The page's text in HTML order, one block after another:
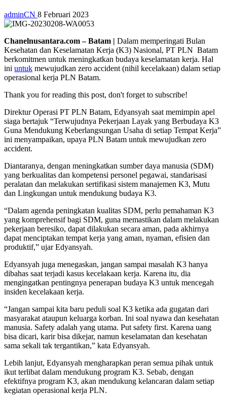
adminCN 8 Februari 2023
Chanelnusantara.com – Batam | Dalam memperingati Bulan
Kesehatan dan Keselamatan Kerja (K3) Nasional, PT PLN Batam
berkomitmen untuk meningkatkan budaya keselamatan kerja. Hal
ini untuk mewujudkan zero accident (nihil kecelakaan) dalam setiap
operasional kerja PLN Batam.
Thank you for reading this post, don't forget to subscribe!
Direktur Operasi PT PLN Batam, Edyansyah saat memimpin apel
siaga bertajuk “Terwujudnya Pekerjaan Layak yang Berbudaya K3
Guna Mendukung Keberlangsungan Usaha di setiap Tempat Kerja”
ini menyampaikan, upaya PLN Batam untuk mewujudkan zero
accident.
Diantaranya, dengan meningkatkan sumber daya manusia (SDM)
yang berkualitas dan kompetensi personel pegawai, standarisasi
peralatan dan melakukan sertifikasi sistem manajemen K3, Mutu
dan Lingkungan untuk mendukung budaya K3.
“Dalam agenda peningkatan kualitas SDM, perlu pemahaman K3
yang komprehensif bagi SDM, guna memastikan dalam melakukan
pekerjaan beresiko, dapat dilakukan secara aman, pada akhirnya
dapat menciptakan tempat kerja yang aman, nyaman, efisien dan
produktif,” ujar Edyansyah.
Edyansyah juga menegaskan, jangan sampai masalah K3 hanya
dibahas saat terjadi kasus kecelakaan kerja. Karena itu, dia
mengingatkan pentingnya penerapan budaya K3 untuk mencegah
insiden kecelakaan kerja.
“Jangan sampai kita baru peduli soal K3 ketika ada gugatan dari
masyarakat ataupun keluarga korban. Ini soal nyawa dan kesehatan
manusia. Safety adalah yang utama. Put safety first. Karena uang
bisa dicari, karir bisa dikejar, namun keselamatan dan kesehatan
sama sekali tak tergantikan,” kata Edyansyah.
Lebih lanjut, Edyansyah mengharapkan peran semua pihak untuk
ikut terlibat dalam mendukung program K3. Sebab, dengan
efektifnya program K3, akan mendukung kelancaran dalam setiap
kegiatan operasional kerja PLN.